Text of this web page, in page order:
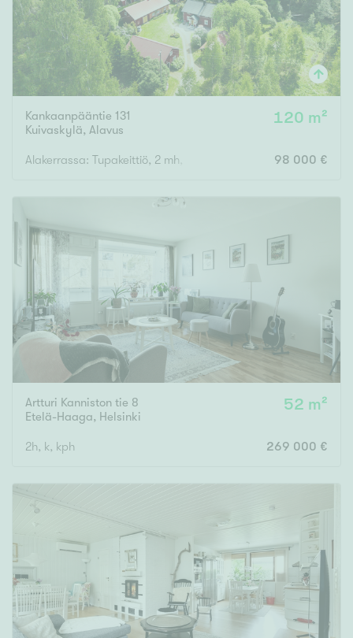
Kankaanpääntie 131
Kuivaskylä, Alavus
120 m²
Alakerrassa: Tupakeittiö, 2 mh, ph/wc. Yläkerrassa: Olohuone,
98 000 €
Artturi Kanniston tie 8
Etelä-Haaga, Helsinki
52 m²
2h, k, kph 269 000 €